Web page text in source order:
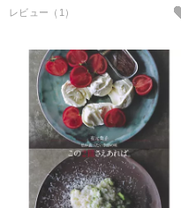
レビュー（1）